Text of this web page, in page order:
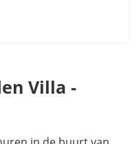
Villa -